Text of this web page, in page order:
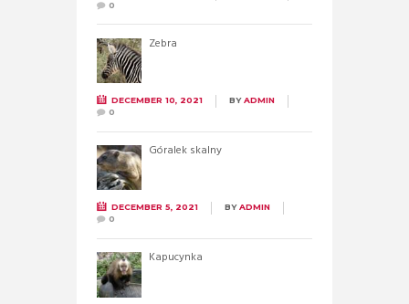
0
Zebra
DECEMBER 10, 2021 BYADMIN
0
Góralek skalny
DECEMBER 5, 2021 BYADMIN
0
Kapucynka